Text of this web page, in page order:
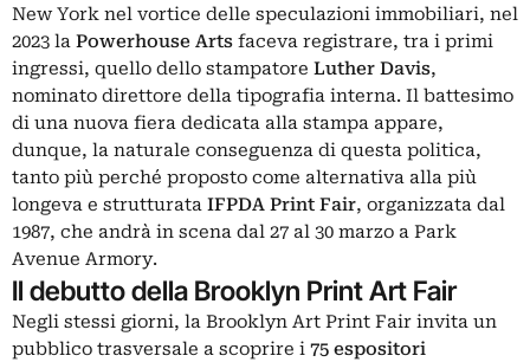
New York nel vortice delle speculazioni immobiliari, nel
2023 la Powerhouse Arts faceva registrare, tra i primi
ingressi, quello dello stampatore Luther Davis,
nominato direttore della tipografia interna. Il battesimo
di una nuova fiera dedicata alla stampa appare,
dunque, la naturale conseguenza di questa politica,
tanto più perché proposto come alternativa alla più
longeva e strutturata IFPDA Print Fair, organizzata dal
1987, che andrà in scena dal 27 al 30 marzo a Park
Avenue Armory.
Il debutto della Brooklyn Print Art Fair
Negli stessi giorni, la Brooklyn Art Print Fair invita un
pubblico trasversale a scoprire i 75 espositori